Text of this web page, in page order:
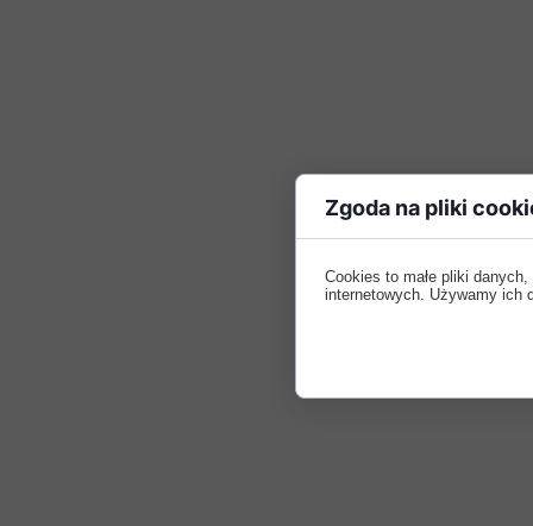
Zgoda na pliki
Cookies to małe pliki
internetowych. Używamy ich